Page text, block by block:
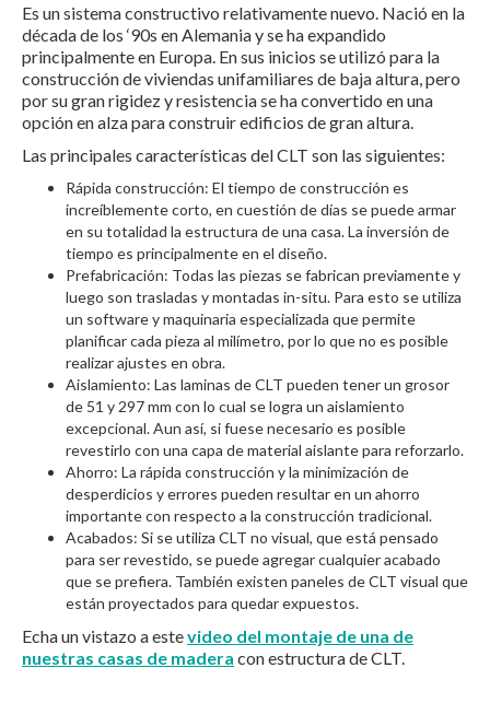
Es un sistema constructivo relativamente nuevo. Nació en la
década de los ‘90s en Alemania y se ha expandido
principalmente en Europa. En sus inicios se utilizó para la
construcción de viviendas unifamiliares de baja altura, pero
por su gran rigidez y resistencia se ha convertido en una
opción en alza para construir edificios de gran altura.
Las principales características del CLT son las siguientes:
Rápida construcción: El tiempo de construcción es
increíblemente corto, en cuestión de días se puede armar
en su totalidad la estructura de una casa. La inversión de
tiempo es principalmente en el diseño.
Prefabricación: Todas las piezas se fabrican previamente y
luego son trasladas y montadas in-situ. Para esto se utiliza
un software y maquinaria especializada que permite
planificar cada pieza al milímetro, por lo que no es posible
realizar ajustes en obra.
Aislamiento: Las laminas de CLT pueden tener un grosor
de 51 y 297 mm con lo cual se logra un aislamiento
excepcional. Aun así, si fuese necesario es posible
revestirlo con una capa de material aislante para reforzarlo.
Ahorro: La rápida construcción y la minimización de
desperdicios y errores pueden resultar en un ahorro
importante con respecto a la construcción tradicional.
Acabados: Si se utiliza CLT no visual, que está pensado
para ser revestido, se puede agregar cualquier acabado
que se prefiera. También existen paneles de CLT visual que
están proyectados para quedar expuestos.
Echa un vistazo a estevideo del montaje de una de
nuestras casas de madera con estructura de CLT.